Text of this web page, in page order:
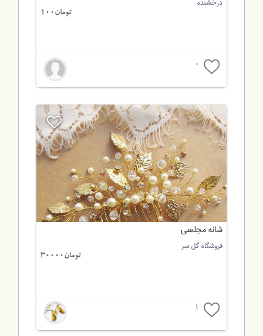
درخشنده
تومان100
0
شانه مجلسی
فروشگاه گل سر
تومان30000
1